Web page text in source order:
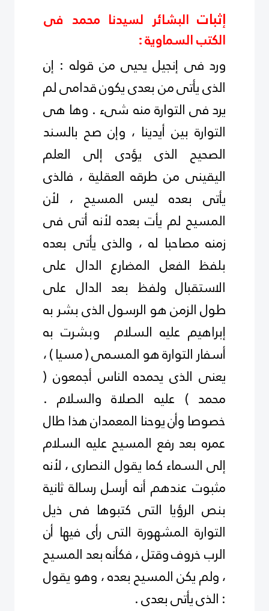
إثبات البشائر لسيدنا محمد فى
الكتب السماوية :
ورد فى إنجيل يحيى من قوله : إن
الذى يأتى من بعدى يكون قدامى لم
يرد فى التوارة منه شىء . وها هى
التوارة بين أيدينا ، وإن صح بالسند
الصحيح الذى يؤدى إلى العلم
اليقينى من طرقه العقلية ، فالذى
يأتى بعده ليس المسيح ، لأن
المسيح لم يأت بعده لأنه أتى فى
زمنه مصاحبا له ، والذى يأتى بعده
بلفظ الفعل المضارع الدال على
الاستقبال ولفظ بعد الدال على
طول الزمن هو الرسول الذى بشر به
إبراهيم عليه السلام
وبشرت به
أسفار التوارة هو المسمى ( مسيا ) ،
يعنى الذى يحمده الناس أجمعون (
محمد ) عليه الصلاة والسلام .
خصوصا وأن يوحنا المعمدان هذا طال
عمره بعد رفع المسيح عليه السلام
إلى السماء كما يقول النصارى ، لأنه
مثبوت عندهم أنه أرسل رسالة ثانية
بنص الرؤيا التى كتبوها فى ذيل
التوارة المشهورة التى رأى فيها أن
الرب خروف وقتل ، فكأنه بعد المسيح
، ولم يكن المسيح بعده ، وهو يقول
: الذى يأتى بعدى .